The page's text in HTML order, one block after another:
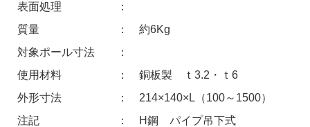
表面処理 ：
質量 ： 約6Kg
対象ポール寸法 ：
使用材料 ： 銅板製 ｔ3.2・ｔ6
外形寸法 ： 214×140×L（100～1500）
注記 ： H鋼 パイプ吊下式